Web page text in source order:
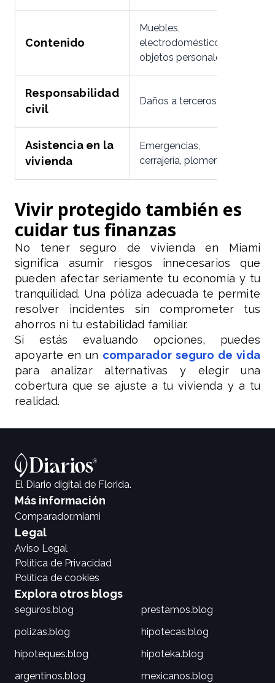
Contenido
Muebles,
electrodomésticos,
objetos personales
Responsabilidad
civil
Daños a terceros
Asistencia en la
vivienda
Emergencias,
cerrajería, plomería
Vivir protegido también es
cuidar tus finanzas
No tener seguro de vivienda en Miami
significa asumir riesgos innecesarios que
pueden afectar seriamente tu economía y tu
tranquilidad. Una póliza adecuada te permite
resolver incidentes sin comprometer tus
ahorros ni tu estabilidad familiar.
Si estás evaluando opciones, puedes
apoyarte en un comparador seguro de vida
para analizar alternativas y elegir una
cobertura que se ajuste a tu vivienda y a tu
realidad.
El Diario digital de Florida.
Más información
Comparador.miami
Legal
Aviso Legal
Política de Privacidad
Política de cookies
Explora otros blogs
seguros.blog
prestamos.blog
polizas.blog
hipotecas.blog
hipoteques.blog
hipoteka.blog
argentinos.blog
mexicanos.blog